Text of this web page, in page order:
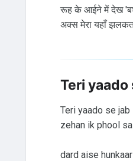
रूह के आईने में देख
अक्स मेरा यहाँ
Teri yaado
Teri yaado se jab
zehan ik phool
dard aise